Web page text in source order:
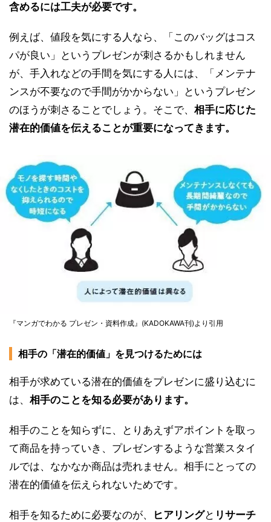
含めるには工夫が必要です。
例えば、値段を気にする人なら、「このバッグはコス
パが良い」というプレゼンが刺さるかもしれません
が、手入れなどの手間を気にする人には、「メンテナ
ンスが不要なので手間がかからない」というプレゼン
のほうが刺さることでしょう。そこで、 相手に応じた
潜在的価値を伝えることが重要になってきます。
『マンガでわかる プレゼン・資料作成』(KADOKAWA刊)より引用
相手の「潜在的価値」を見つけるためには
相手が求めている潜在的価値をプレゼンに盛り込むに
は、 相手のことを知る必要があります。
相手のことを知らずに、とりあえずアポイントを取っ
て商品を持っていき、プレゼンするような営業スタイ
ルでは、なかなか商品は売れません。相手にとっての
潜在的価値を伝えられないためです。
相手を知るために必要なのが、 ヒアリングと リサーチ